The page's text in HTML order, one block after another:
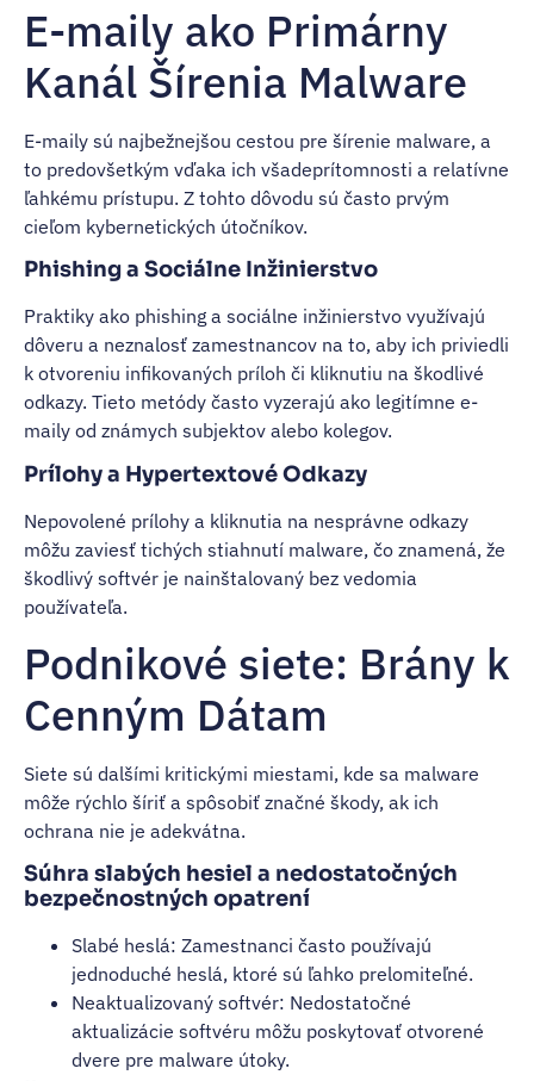
E-maily ako Primárny
Kanál Šírenia Malware
E-maily sú najbežnejšou cestou pre šírenie malware, a
to predovšetkým vďaka ich všadeprítomnosti a relatívne
ľahkému prístupu. Z tohto dôvodu sú často prvým
cieľom kybernetických útočníkov.
Phishing a Sociálne Inžinierstvo
Praktiky ako phishing a sociálne inžinierstvo využívajú
dôveru a neznalosť zamestnancov na to, aby ich priviedli
k otvoreniu infikovaných príloh či kliknutiu na škodlivé
odkazy. Tieto metódy často vyzerajú ako legitímne e-
maily od známych subjektov alebo kolegov.
Prílohy a Hypertextové Odkazy
Nepovolené prílohy a kliknutia na nesprávne odkazy
môžu zaviesť tichých stiahnutí malware, čo znamená, že
škodlivý softvér je nainštalovaný bez vedomia
používateľa.
Podnikové siete: Brány k
Cenným Dátam
Siete sú dalšími kritickými miestami, kde sa malware
môže rýchlo šíriť a spôsobiť značné škody, ak ich
ochrana nie je adekvátna.
Súhra slabých hesiel a nedostatočných
bezpečnostných opatrení
Slabé heslá: Zamestnanci často používajú
jednoduché heslá, ktoré sú ľahko prelomiteľné.
Neaktualizovaný softvér: Nedostatočné
aktualizácie softvéru môžu poskytovať otvorené
dvere pre malware útoky.